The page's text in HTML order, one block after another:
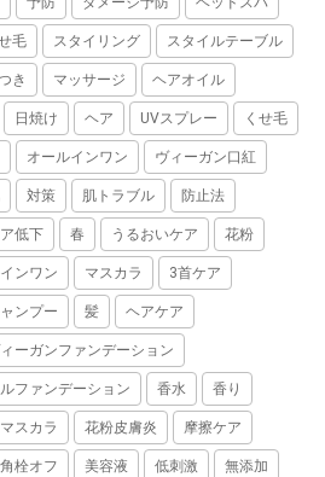
毛 スタイリング スタイルテーブル
き マッサージ ヘアオイル
日焼け ヘア UVスプレー くせ毛
オールインワン ヴィーガン口紅
対策 肌トラブル 防止法
低下 春 うるおいケア 花粉
ンワン マスカラ 3首ケア
ンプー 髪 ヘアケア
ーガンファンデーション
ファンデーション 香水 香り
スカラ 花粉皮膚炎 摩擦ケア
角栓オフ 美容液 低刺激 無添加